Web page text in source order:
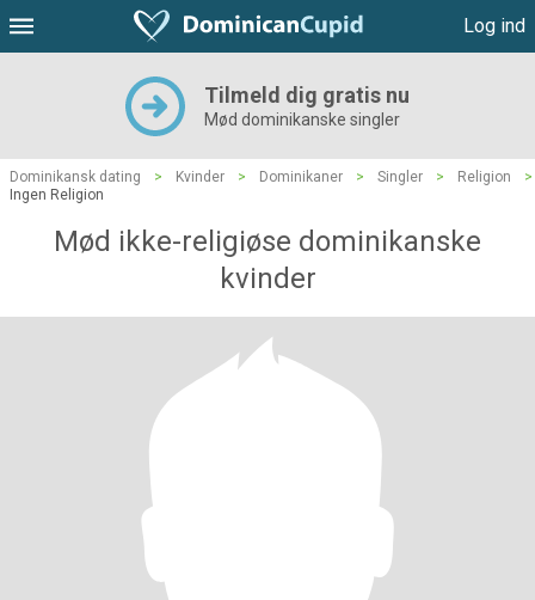
Log ind
Tilmeld dig gratis nu
Mød dominikanske singler
Dominikansk dating > Kvinder > Dominikaner > Singler > Religion
>
Ingen Religion
Mød ikke-religiøse dominikanske
kvinder